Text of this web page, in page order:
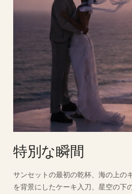
特別な瞬間
サンセットの最初の乾杯、海の上の
を背景にしたケーキ入刀、星空の下